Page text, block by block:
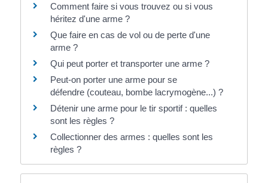
Comment faire si vous trouvez ou si vous
héritez d'une arme ?
Que faire en cas de vol ou de perte d'une
arme ?
Qui peut porter et transporter une arme ?
Peut-on porter une arme pour se
défendre (couteau, bombe lacrymogène...) ?
Détenir une arme pour le tir sportif : quelles
sont les règles ?
Collectionner des armes : quelles sont les
règles ?